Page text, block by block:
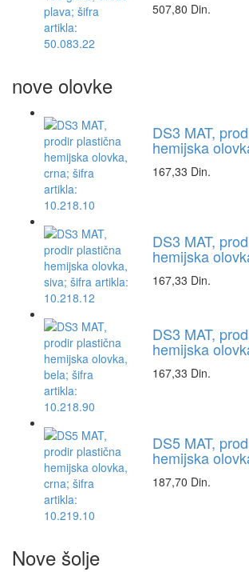
507,80 Din.
nove olovke
DS3 MAT,
hemijska
167,33 Din.
DS3 MAT,
hemijska
167,33 Din.
DS3 MAT,
hemijska
167,33 Din.
DS5 MAT,
hemijska
187,70 Din.
Nove šolje